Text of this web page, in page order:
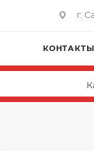
г.
КОНТАКТЫ